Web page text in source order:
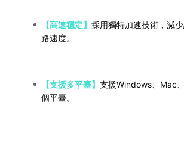
【高速穩定】 採用獨特加速技術，減
路速度。
【支援多平臺】 支援Windows、Mac
個平臺。